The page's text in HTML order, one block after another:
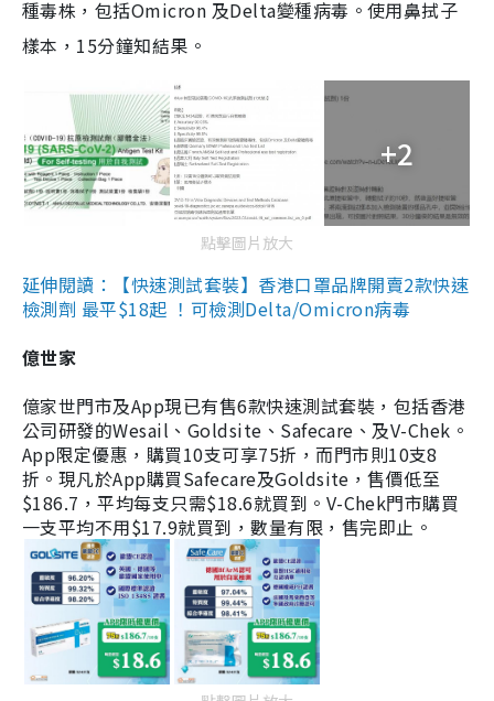
種毒株，包括Omicron 及Delta變種病毒。使用鼻拭子
樣本，15分鐘知結果。
+2
點擊圖片放大
延伸閱讀：【快速測試套裝】香港口罩品牌開賣2款快速
檢測劑 最平$18起 ！可檢測Delta/Omicron病毒
億世家
億家世門市及App現已有售6款快速測試套裝，包括香港
公司研發的Wesail、Goldsite、Safecare、及V-Chek。
App限定優惠，購買10支可享75折，而門市則10支8
折。現凡於App購買Safecare及Goldsite，售價低至
$186.7，平均每支只需$18.6就買到。V-Chek門市購買
一支平均不用$17.9就買到，數量有限，售完即止。